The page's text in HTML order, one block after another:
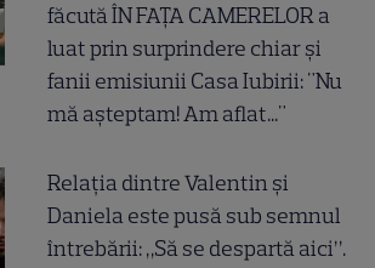
făcută ÎN FAȚA CAMERELOR a
luat prin surprindere chiar și
fanii emisiunii Casa Iubirii: "Nu
mă așteptam! Am aflat..."
Relația dintre Valentin și
Daniela este pusă sub semnul
întrebării: „Să se despartă aici”.